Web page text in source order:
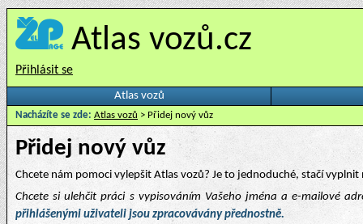
Atlas vozů.cz
Přihlásit se
Atlas vozů
Nacházíte se zde: Atlas vozů > Přidej nový vůz
Přidej nový vůz
Chcete nám pomoci vylepšit Atlas vozů? Je to jednoduché, stačí
Chcete si ulehčit práci s vypisováním Vašeho jména a e-mailové
přihlášenými uživateli jsou zpracovávány přednostně.